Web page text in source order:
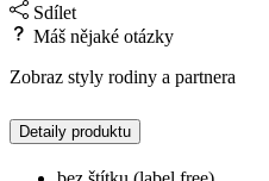
Sdílet
Máš nějaké otázky
Zobraz styly rodiny a partnera
Detaily produktu